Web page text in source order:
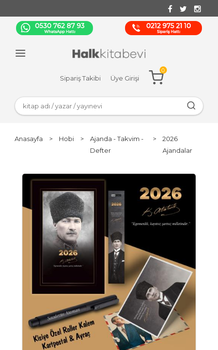
Sipariş Takibi Üye Girişi
0
Anasayfa > Hobi >
Ajanda - Takvim -
Defter
>
2026
Ajandalar